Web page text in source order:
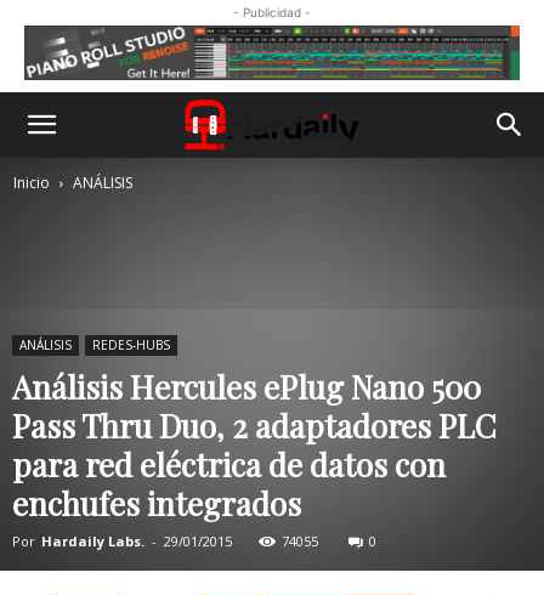
- Publicidad -
Inicio ANÁLISIS
ANÁLISIS REDES-HUBS
Análisis Hercules ePlug Nano 500
Pass Thru Duo, 2 adaptadores PLC
para red eléctrica de datos con
enchufes integrados
Por Hardaily Labs. - 29/01/2015 74055 0